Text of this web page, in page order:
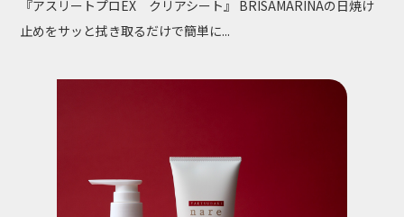
『アスリートプロEX クリアシート』 BRISAMARINAの日焼け
止めをサッと拭き取るだけで簡単に...